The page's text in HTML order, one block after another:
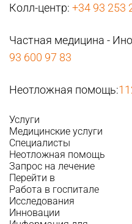
Колл-центр: +34 93 253
Частная медицина -
93 600 97 83
Неотложная помощь:
Услуги
Медицинские услуги
Специалисты
Неотложная помощь
Запрос на лечение
Перейти в
Работа в госпитале
Исследования
Инновации